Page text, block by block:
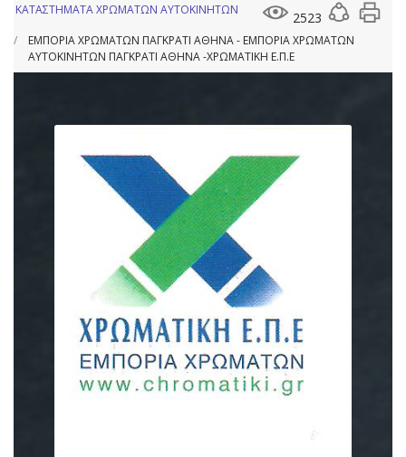
2523
ΚΑΤΑΣΤΗΜΑΤΑ ΧΡΩΜΑΤΩΝ ΑΥΤΟΚΙΝΗΤΩΝ
ΕΜΠΟΡΙΑ ΧΡΩΜΑΤΩΝ ΠΑΓΚΡΑΤΙ ΑΘΗΝΑ - ΕΜΠΟΡΙΑ ΧΡΩΜΑΤΩΝ
ΑΥΤΟΚΙΝΗΤΩΝ ΠΑΓΚΡΑΤΙ ΑΘΗΝΑ -ΧΡΩΜΑΤΙΚΗ Ε.Π.Ε